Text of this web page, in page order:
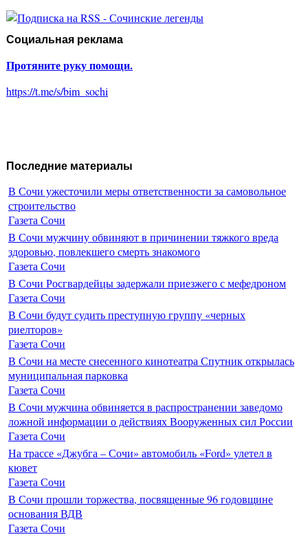
Социальная реклама
Протяните руку помощи.
https://t.me/s/bim_sochi
Последние материалы
В Сочи ужесточили меры ответственности за самовольное
строительство
Газета Сочи
В Сочи мужчину обвиняют в причинении тяжкого вреда
здоровью, повлекшего смерть знакомого
Газета Сочи
В Сочи Росгвардейцы задержали приезжего с мефедроном
Газета Сочи
В Сочи будут судить преступную группу «черных
риелторов»
Газета Сочи
В Сочи на месте снесенного кинотеатра Спутник открылась
муниципальная парковка
Газета Сочи
В Сочи мужчина обвиняется в распространении заведомо
ложной информации о действиях Вооруженных сил России
Газета Сочи
На трассе «Джубга – Сочи» автомобиль «Ford» улетел в
кювет
Газета Сочи
В Сочи прошли торжества, посвященные 96 годовщине
основания ВДВ
Газета Сочи